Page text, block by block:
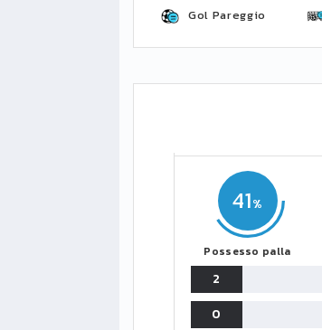
Gol Pareggio
41
Possesso palla
2
0